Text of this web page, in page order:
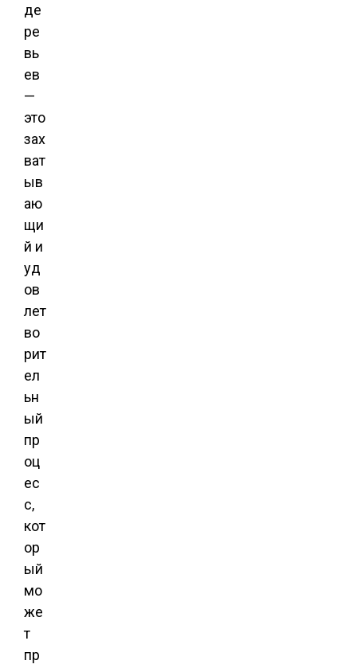
де
ре
вь
ев
—
это
зах
ват
ыв
аю
щи
й и
уд
ов
лет
во
рит
ел
ьн
ый
пр
оц
ес
с,
кот
ор
ый
мо
же
т
пр